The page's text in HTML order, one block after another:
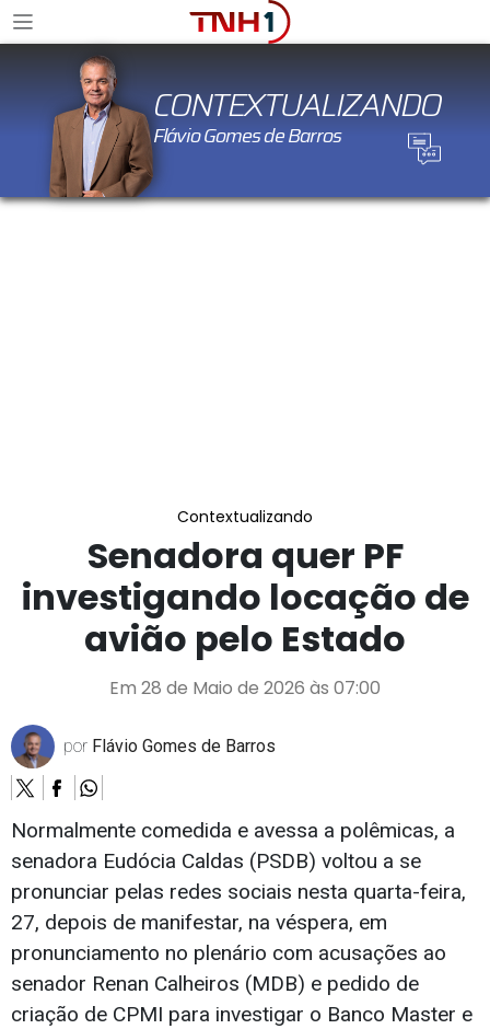
CONTEXTUALIZANDO
Contextualizando
Senadora quer PF
investigando locação de
avião pelo Estado
Em 28 de Maio de 2026 às 07:00
por Flávio Gomes de Barros
Normalmente comedida e avessa a polêmicas, a
senadora Eudócia Caldas (PSDB) voltou a se
pronunciar pelas redes sociais nesta quarta-feira,
27, depois de manifestar, na véspera, em
pronunciamento no plenário com acusações ao
senador Renan Calheiros (MDB) e pedido de
criação de CPMI para investigar o Banco Master e